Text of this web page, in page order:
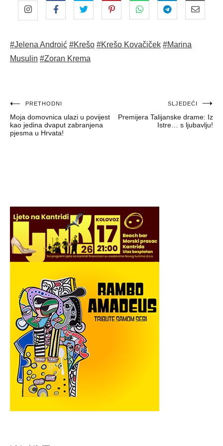
#Jelena Androić #Krešo #Krešo Kovačiček #Marina
Musulin #Zoran Krema
Navigacija
objava
PRETHODNI
Moja domovnica ulazi u povijest
kao jedina dvaput zabranjena
pjesma u Hrvata!
SLJEDEĆI
Premijera Talijanske drame: Iz
Istre… s ljubavlju!